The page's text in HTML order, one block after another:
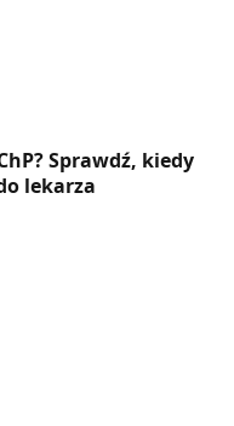
Sprawdź, kiedy
lekarza